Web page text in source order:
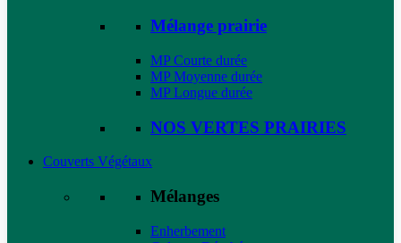
Mélange prairie
MP Courte durée
MP Moyenne durée
MP Longue durée
NOS VERTES PRAIRIES
Couverts Végétaux
Mélanges
Enherbement